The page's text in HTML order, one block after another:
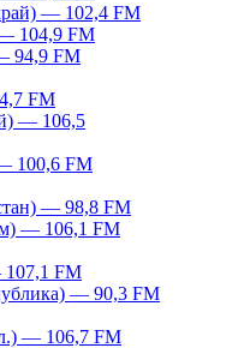
— 102,4 FM
104,9 FM
94,9 FM
FM
— 106,5
100,6 FM
— 98,8 FM
— 106,1 FM
FM
— 90,3 FM
— 106,7 FM